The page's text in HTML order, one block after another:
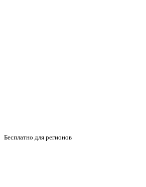
Бесплатно для регионов